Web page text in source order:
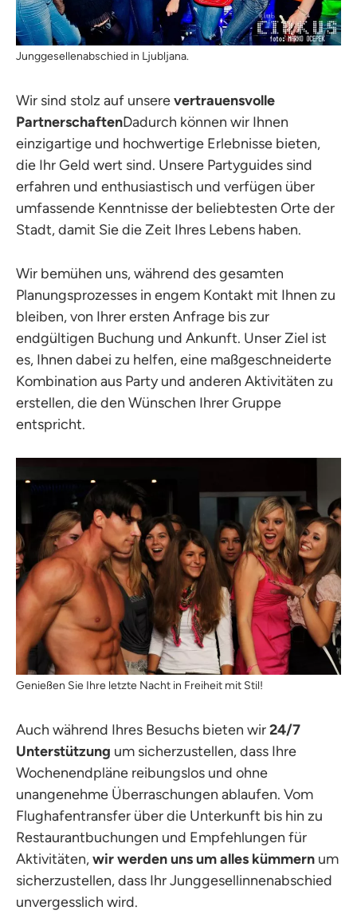
Junggesellenabschied in Ljubljana.
Wir sind stolz auf unserevertrauensvolle
PartnerschaftenDadurch können wir Ihnen
einzigartige und hochwertige Erlebnisse bieten,
die Ihr Geld wert sind. Unsere Partyguides sind
erfahren und enthusiastisch und verfügen über
umfassende Kenntnisse der beliebtesten Orte der
Stadt, damit Sie die Zeit Ihres Lebens haben.
Wir bemühen uns, während des gesamten
Planungsprozesses in engem Kontakt mit Ihnen zu
bleiben, von Ihrer ersten Anfrage bis zur
endgültigen Buchung und Ankunft. Unser Ziel ist
es, Ihnen dabei zu helfen, eine maßgeschneiderte
Kombination aus Party und anderen Aktivitäten zu
erstellen, die den Wünschen Ihrer Gruppe
entspricht.
Genießen Sie Ihre letzte Nacht in Freiheit mit Stil!
Auch während Ihres Besuchs bieten wir24/7
Unterstützung um sicherzustellen, dass Ihre
Wochenendpläne reibungslos und ohne
unangenehme Überraschungen ablaufen. Vom
Flughafentransfer über die Unterkunft bis hin zu
Restaurantbuchungen und Empfehlungen für
Aktivitäten,wir werden uns um alles kümmern um
sicherzustellen, dass Ihr Junggesellinnenabschied
unvergesslich wird.